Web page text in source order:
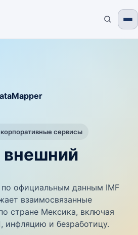
сервисы
внешний
официальным данным IMF
взаимосвязанные
стране Мексика, включая
инфляцию и безработицу.